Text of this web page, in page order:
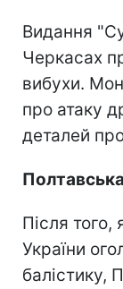
Видання
Черкасах
вибухи.
про атаку
деталей
Після того,
України
балістику,